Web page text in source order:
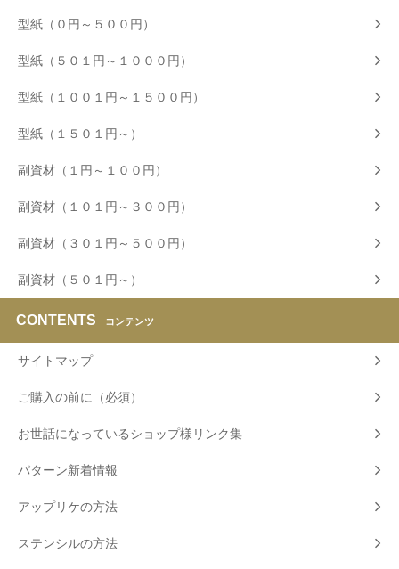
型紙（０円～５００円）
型紙（５０１円～１０００円）
型紙（１００１円～１５００円）
型紙（１５０１円～）
副資材（１円～１００円）
副資材（１０１円～３００円）
副資材（３０１円～５００円）
副資材（５０１円～）
CONTENTS コンテンツ
サイトマップ
ご購入の前に（必須）
お世話になっているショップ様リンク集
パターン新着情報
アップリケの方法
ステンシルの方法